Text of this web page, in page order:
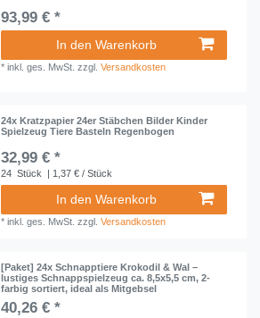
93,99 € *
In den Warenkorb
*inkl. ges. MwSt. zzgl.Versandkosten
24x Kratzpapier 24er Stäbchen Bilder Kinder
Spielzeug Tiere Basteln Regenbogen
32,99 € *
24 Stück | 1,37 € / Stück
In den Warenkorb
*inkl. ges. MwSt. zzgl.Versandkosten
[Paket] 24x Schnapptiere Krokodil & Wal –
lustiges Schnappspielzeug ca. 8,5x5,5 cm, 2-
farbig sortiert, ideal als Mitgebsel
40,26 € *